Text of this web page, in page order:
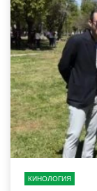
КИНОЛОГИЯ